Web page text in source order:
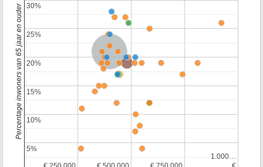
Nederland
Provincie Utrecht
1.000…
1.000…
5%
5%
10%
10%
15%
15%
20%
20%
25%
25%
30%
30%
Percentage inwoners van 65 jaar en ouder